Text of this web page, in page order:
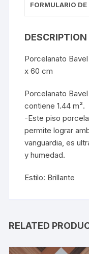
FORMULARIO
DESCRIPTION
Porcelanato
x 60 cm
Porcelanato
contiene 1.44 m².
-Este piso
permite lograr
vanguardia, es
y humedad.
Estilo: Brillante
RELATED